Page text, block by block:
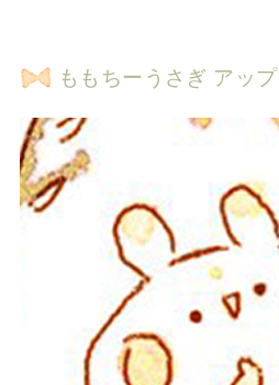
ももちーうさぎ アップ